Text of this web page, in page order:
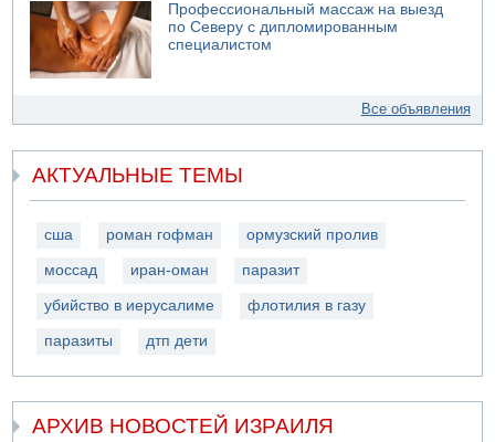
Профессиональный массаж на выезд
по Северу с дипломированным
специалистом
Все объявления
АКТУАЛЬНЫЕ ТЕМЫ
сша роман гофман ормузский пролив
моссад иран-оман паразит
убийство в иерусалиме флотилия в газу
паразиты дтп дети
АРХИВ НОВОСТЕЙ ИЗРАИЛЯ